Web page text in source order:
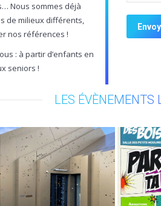
Nous sommes déjà
de milieux différents,
nos références !
: à partir d’enfants en
seniors !
LES ÉVÈNEMENTS
Atelier manga
CC Pont-
Château 2 –
Dréfféac